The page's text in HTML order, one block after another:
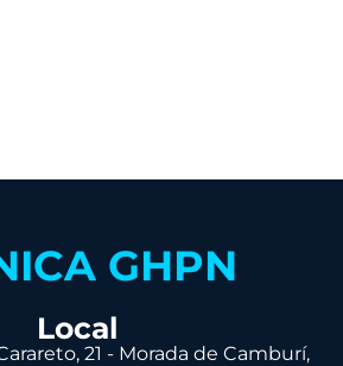
GHPN
Local
21 - Morada de Camburí,